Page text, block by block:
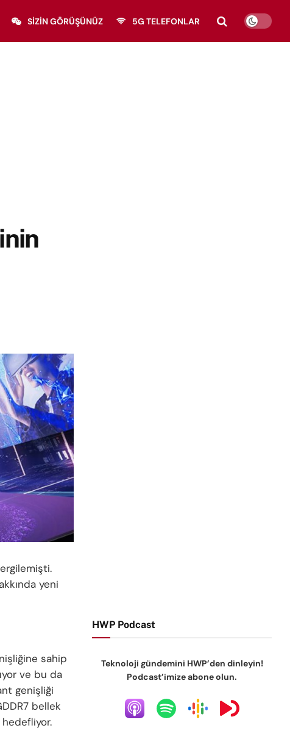
SIZIN GÖRÜŞÜNÜZ 5G TELEFONLAR
yeni
sahip
ve bu da
genişliği
bellek
HWP Podcast
Teknoloji gündemini HWP’den dinleyin!
Podcast’imize abone olun.